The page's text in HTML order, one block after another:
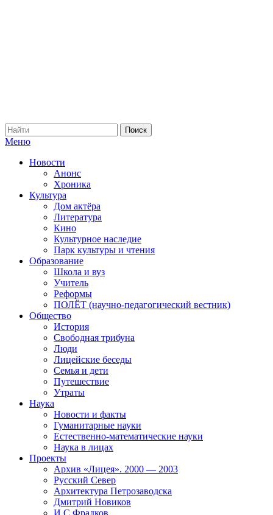
Меню
Новости
Анонс
Хроника
Культура
Дом актёра
Литература
Кино
Культурное наследие
Парк культуры и чтения
Образование
Школа и вуз
Учитель
Реформы
ПОЛЁТ (научно-педагогический вестник)
Общество
История
Свободная трибуна
Люди
Лицейские беседы
Семья и дети
Путешествие
Утраты
Наука
Новости и факты
Гуманитарные науки
Естественно-математические науки
Наука в лицах
Проекты
Архив «Лицея». 2000 — 2003
Русский Север
Архитектура Петрозаводска
Дмитрий Новиков